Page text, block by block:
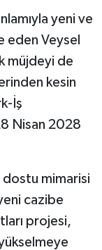
yeni ve
eden Veysel
müjdeyi de
kesin
İş
Nisan 2028
dostu mimarisi
cazibe
projesi,